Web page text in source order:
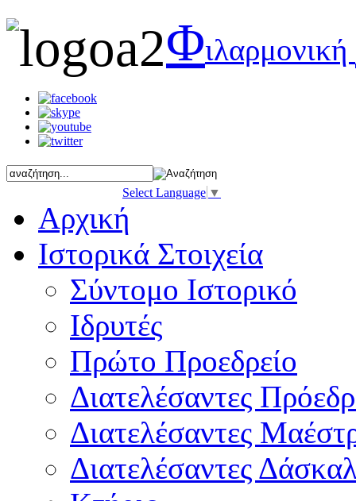
Φιλαρμονική
Select Language ▼
Αρχική
Ιστορικά Στοιχεία
Σύντομο Ιστορικό
Ιδρυτές
Πρώτο Προεδρείο
Διατελέσαντες
Διατελέσαντες
Διατελέσαντες